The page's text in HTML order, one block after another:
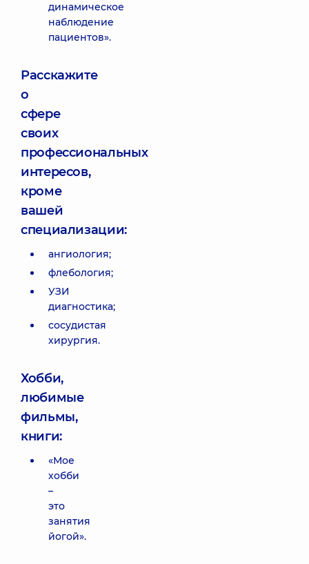
динамическое
наблюдение
пациентов».
Расскажите
о
сфере
своих
профессиональных
интересов,
кроме
вашей
специализации:
ангиология;
флебология;
УЗИ
диагностика;
сосудистая
хирургия.
Хобби,
любимые
фильмы,
книги:
«Мое
хобби
–
это
занятия
йогой».